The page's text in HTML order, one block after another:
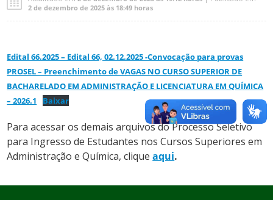
2 de dezembro de 2025 às 18:49 horas
Edital 66.2025 – Edital 66, 02.12.2025 -Convocação para provas
PROSEL – Preenchimento de VAGAS NO CURSO SUPERIOR DE
BACHARELADO EM ADMINISTRAÇÃO E LICENCIATURA EM QUÍMICA
– 2026.1
Baixar
Para acessar os demais arquivos do Processo Seletivo
para Ingresso de Estudantes nos Cursos Superiores em
Administração e Química, cliqueaqui.